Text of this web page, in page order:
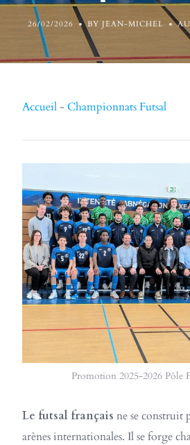
26/02/2026 BY JEAN-MICHEL
Accueil-Championnats Futsal
Promotion 2025-2026 Pôle
Le futsal français ne se construit
arènes internationales. Il se forge